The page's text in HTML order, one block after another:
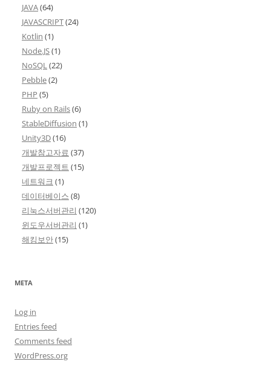
JAVA(64)
JAVASCRIPT(24)
Kotlin (1)
Node.JS(1)
NoSQL(22)
Pebble(2)
PHP (5)
Ruby on Rails(6)
StableDiffusion (1)
Unity3D(16)
개발참고자료 (37)
개발프로젝트 (15)
네트워크 (1)
데이터베이스 (8)
리눅스서버관리 (120)
윈도우서버관리 (1)
해킹보안(15)
META
Log in
Entries feed
Comments feed
WordPress.org